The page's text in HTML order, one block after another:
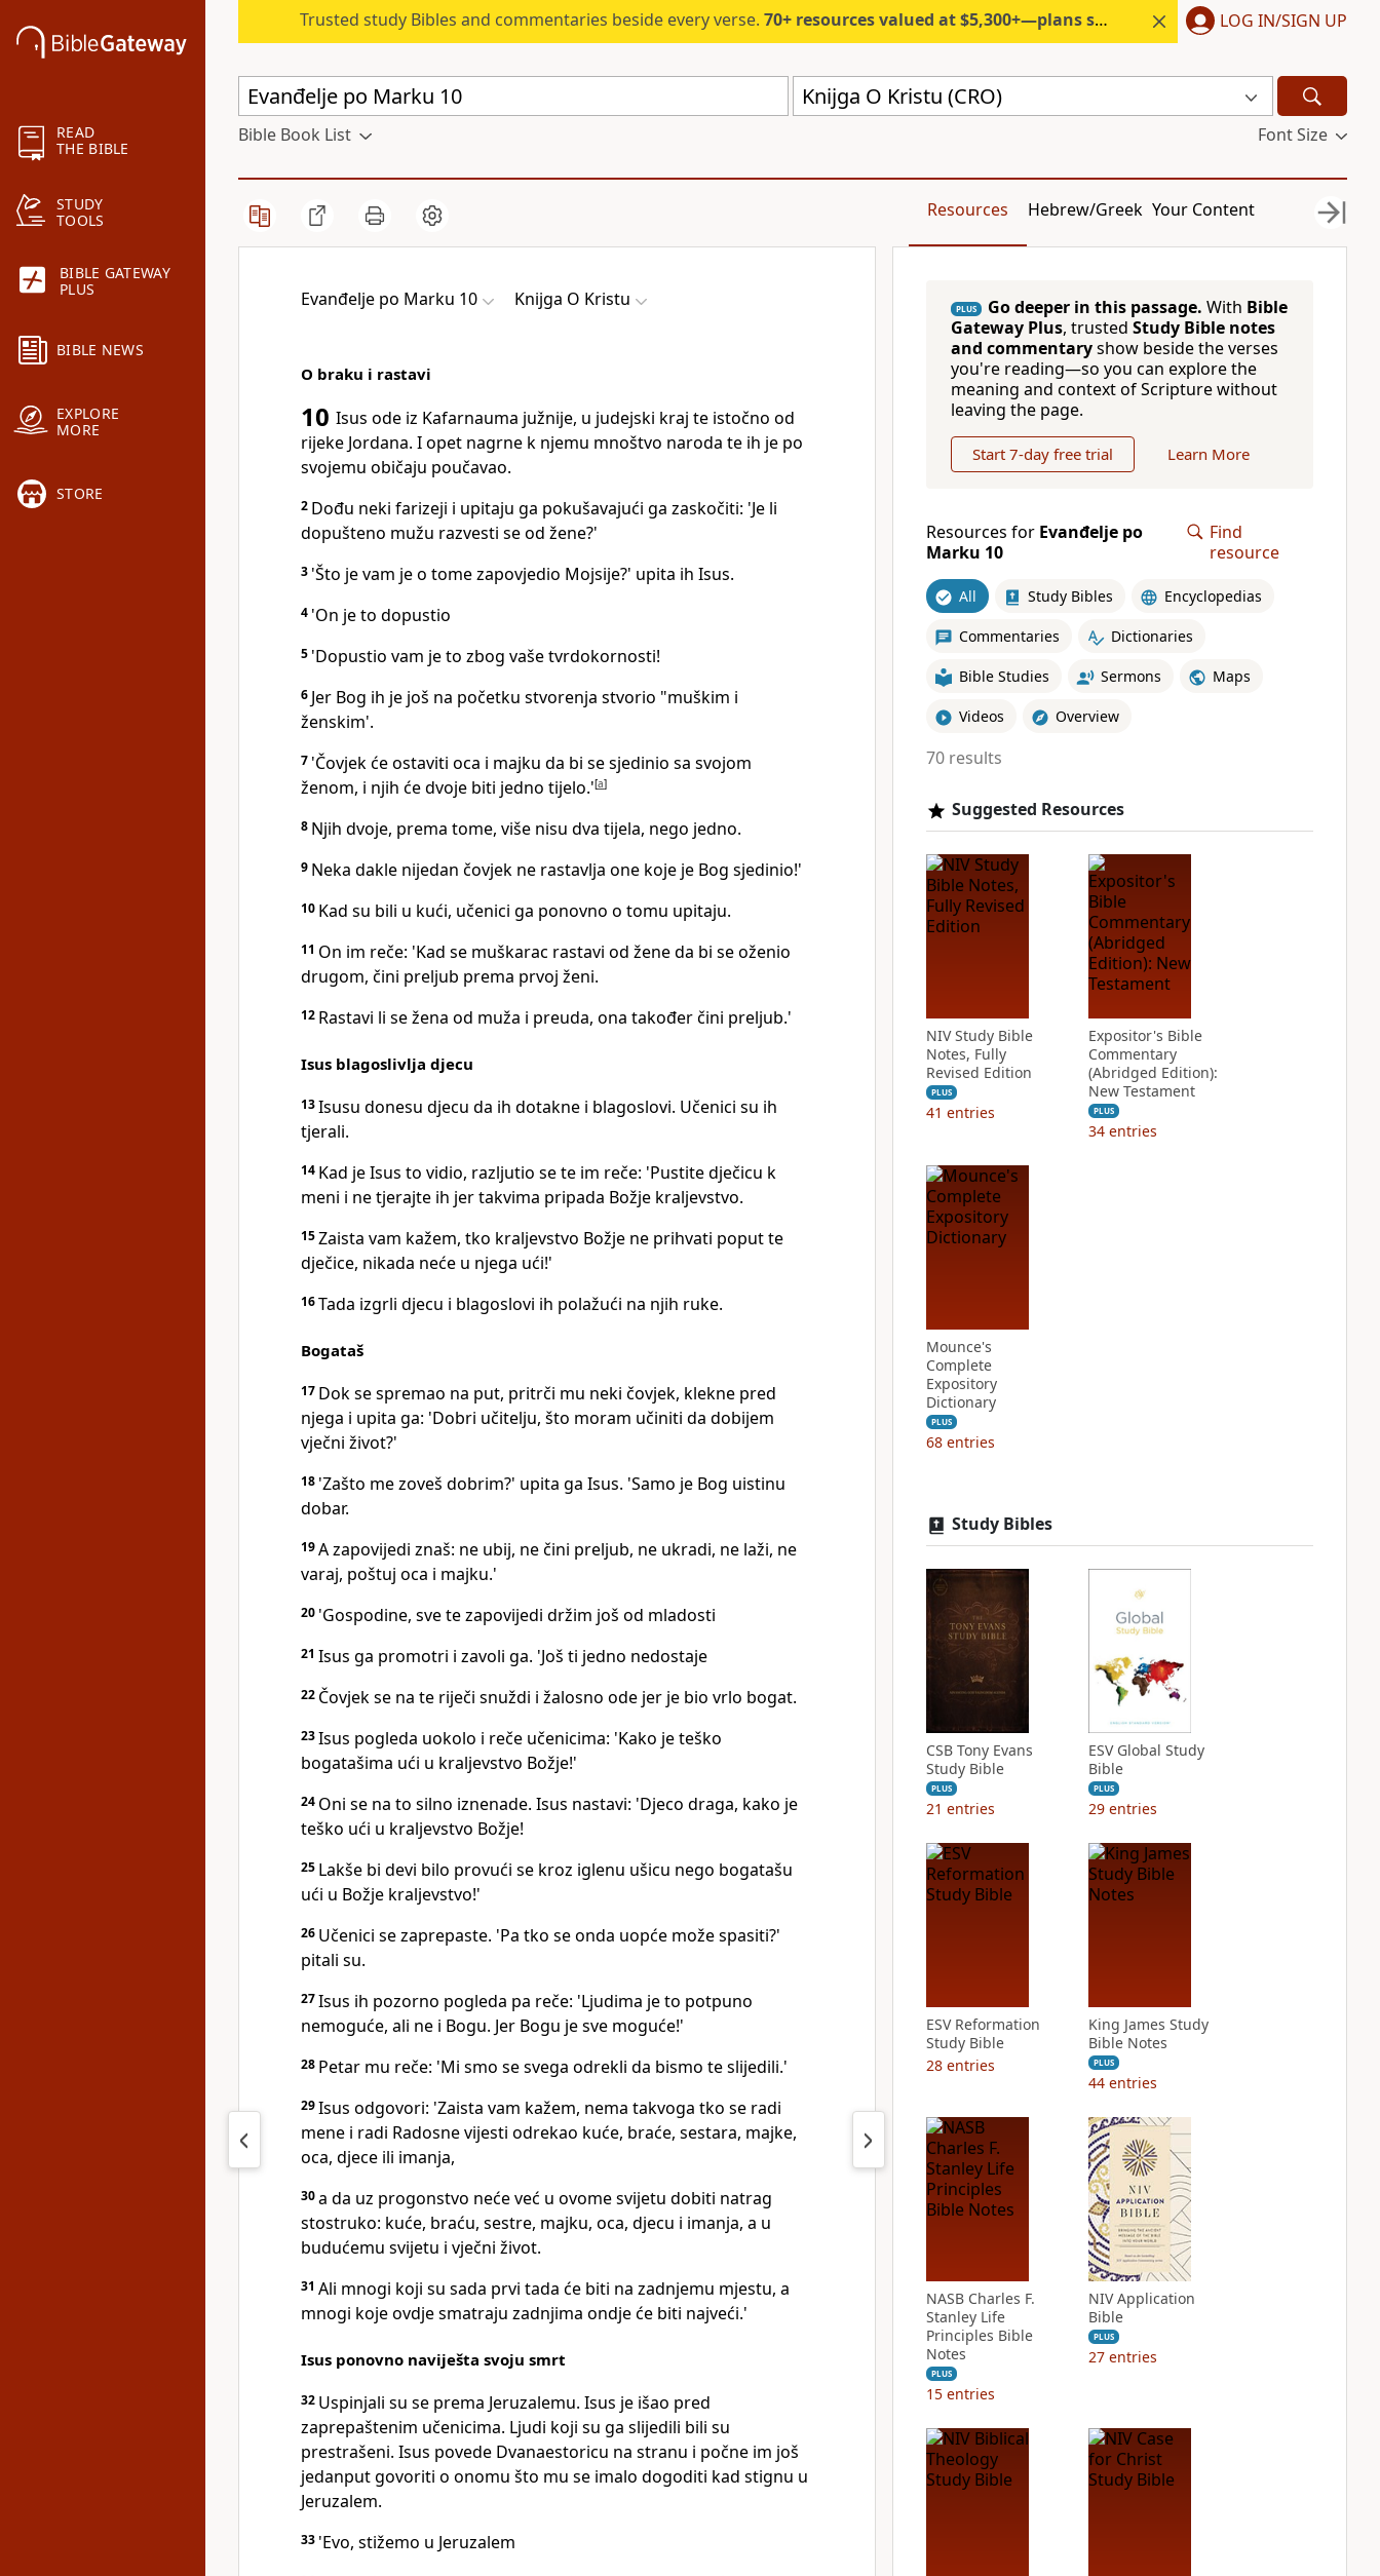
READ
THE BIBLE
STUDY
TOOLS
BIBLE GATEWAY
PLUS
BIBLE NEWS
EXPLORE
MORE
STORE
Trusted study Bibles and commentaries beside every verse. 70+ resources valued at $5,300+—plans start under $6/month. LOG IN/SIGN UP
Knijga O Kristu (CRO)
Bible Book List Font Size
Resources Hebrew/Greek Your Content
Evanđelje po Marku 10 Knijga O Kristu
O braku i rastavi
10 Isus ode iz Kafarnauma južnije, u judejski kraj te istočno od
rijeke Jordana. I opet nagrne k njemu mnoštvo naroda te ih je po
svojemu običaju poučavao.
2 Dođu neki farizeji i upitaju ga pokušavajući ga zaskočiti: 'Je li
dopušteno mužu razvesti se od žene?'
3 'Što je vam je o tome zapovjedio Mojsije?' upita ih Isus.
4 'On je to dopustio
5 'Dopustio vam je to zbog vaše tvrdokornosti!
6 Jer Bog ih je još na početku stvorenja stvorio "muškim i
ženskim'.
7 'Čovjek će ostaviti oca i majku da bi se sjedinio sa svojom
ženom, i njih će dvoje biti jedno tijelo.'[a]
8 Njih dvoje, prema tome, više nisu dva tijela, nego jedno.
9 Neka dakle nijedan čovjek ne rastavlja one koje je Bog sjedinio!'
10 Kad su bili u kući, učenici ga ponovno o tomu upitaju.
11 On im reče: 'Kad se muškarac rastavi od žene da bi se oženio
drugom, čini preljub prema prvoj ženi.
12 Rastavi li se žena od muža i preuda, ona također čini preljub.'
Isus blagoslivlja djecu
13Isusu donesu djecu da ih dotakne i blagoslovi. Učenici su ih
tjerali.
14 Kad je Isus to vidio, razljutio se te im reče: 'Pustite dječicu k
meni i ne tjerajte ih jer takvima pripada Božje kraljevstvo.
15Zaista vam kažem, tko kraljevstvo Božje ne prihvati poput te
dječice, nikada neće u njega ući!'
16Tada izgrli djecu i blagoslovi ih polažući na njih ruke.
Bogataš
17 Dok se spremao na put, pritrči mu neki čovjek, klekne pred
njega i upita ga: 'Dobri učitelju, što moram učiniti da dobijem
vječni život?'
18 'Zašto me zoveš dobrim?' upita ga Isus. 'Samo je Bog uistinu
dobar.
19A zapovijedi znaš: ne ubij, ne čini preljub, ne ukradi, ne laži, ne
varaj, poštuj oca i majku.'
20 'Gospodine, sve te zapovijedi držim još od mladosti
21 Isus ga promotri i zavoli ga. 'Još ti jedno nedostaje
22 Čovjek se na te riječi snuždi i žalosno ode jer je bio vrlo bogat.
23Isus pogleda uokolo i reče učenicima: 'Kako je teško
bogatašima ući u kraljevstvo Božje!'
24 Oni se na to silno iznenade. Isus nastavi: 'Djeco draga, kako je
teško ući u kraljevstvo Božje!
25 Lakše bi devi bilo provući se kroz iglenu ušicu nego bogatašu
ući u Božje kraljevstvo!'
26 Učenici se zaprepaste. 'Pa tko se onda uopće može spasiti?'
pitali su.
27Isus ih pozorno pogleda pa reče: 'Ljudima je to potpuno
nemoguće, ali ne i Bogu. Jer Bogu je sve moguće!'
28 Petar mu reče: 'Mi smo se svega odrekli da bismo te slijedili.'
29Isus odgovori: 'Zaista vam kažem, nema takvoga tko se radi
mene i radi Radosne vijesti odrekao kuće, braće, sestara, majke,
oca, djece ili imanja,
30a da uz progonstvo neće već u ovome svijetu dobiti natrag
stostruko: kuće, braću, sestre, majku, oca, djecu i imanja, a u
budućemu svijetu i vječni život.
31 Ali mnogi koji su sada prvi tada će biti na zadnjemu mjestu, a
mnogi koje ovdje smatraju zadnjima ondje će biti najveći.'
Isus ponovno naviješta svoju smrt
32 Uspinjali su se prema Jeruzalemu. Isus je išao pred
zaprepaštenim učenicima. Ljudi koji su ga slijedili bili su
prestrašeni. Isus povede Dvanaestoricu na stranu i počne im još
jedanput govoriti o onomu što mu se imalo dogoditi kad stignu u
Jeruzalem.
33 'Evo, stižemo u Jeruzalem
PLUS Go deeper in this passage. With Bible
Gateway Plus, trusted Study Bible notes
and commentaryshow beside the verses
you're reading—so you can explore the
meaning and context of Scripture without
leaving the page.
Start 7-day free trial Learn More
Resources for Evanđelje po
Marku 10
Find
resource
All Study Bibles Encyclopedias
Commentaries Dictionaries
Bible Studies Sermons Maps
Videos Overview
70 results
Suggested Resources
NIV Study Bible
Notes, Fully
Revised Edition
PLUS
41 entries
Expositor's Bible
Commentary
(Abridged Edition):
New Testament
PLUS
34 entries
Mounce's
Complete
Expository
Dictionary
PLUS
68 entries
Study Bibles
CSB Tony Evans
Study Bible
PLUS
21 entries
ESV Global Study
Bible
PLUS
29 entries
ESV Reformation
Study Bible
28 entries
King James Study
Bible Notes
PLUS
44 entries
NASB Charles F.
Stanley Life
Principles Bible
Notes
PLUS
15 entries
NIV Application
Bible
PLUS
27 entries